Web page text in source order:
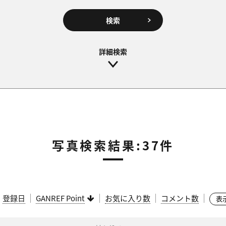
検索
写真検索結果:37件
登録日 GANREF Point お気に入り数 コメント数 表